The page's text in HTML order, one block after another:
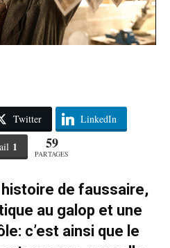
Twitter LinkedIn
1 59
PARTAGES
de faussaire,
au galop et une
c’est ainsi que le